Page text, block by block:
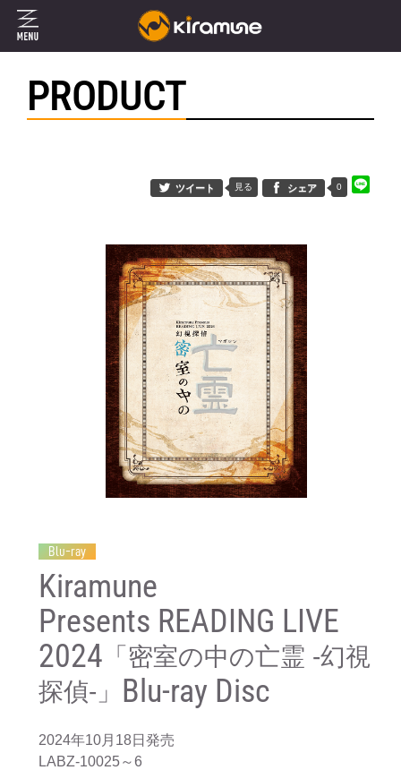
PRODUCT
シェア 0
ツイート 見る
Blu-ray
Kiramune
Presents READING LIVE
2024 「密室の中の亡霊 -幻視
探偵-」 Blu-ray Disc
2024年10月18日発売
LABZ-10025～6